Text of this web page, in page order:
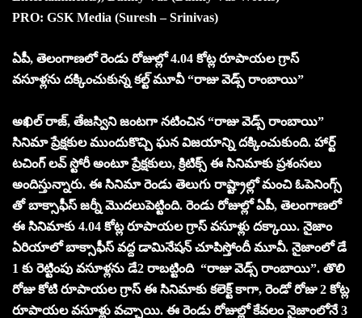
PRO: GSK Media (Suresh – Srinivas)
ఏపీ, తెలంగాణలో రెండు రోజుల్లో 4.04 కోట్ల రూపాయల గ్రాస్
వసూళ్లను దక్కించుకున్న కల్ట్ మూవీ “రాజు వెడ్స్ రాంబాయి”
అఖిల్ రాజ్, తేజస్విని జంటగా నటించిన “రాజు వెడ్స్ రాంబాయి”
సినిమా ప్రేక్షకుల ముందుకొచ్చి ఘన విజయాన్ని దక్కించుకుంది. హార్ట్
టచింగ్ లవ్ స్టోరీ అంటూ ప్రేక్షకులు, క్రిటిక్స్ ఈ సినిమాకు ప్రశంసలు
అందిస్తున్నారు. ఈ సినిమా రెండు తెలుగు రాష్ట్రాల్లో మంచి ఓపెనింగ్స్
తో బాక్సాఫీస్ జర్నీ మొదలుపెట్టింది. రెండు రోజుల్లో ఏపీ, తెలంగాణలో
ఈ సినిమాకు 4.04 కోట్ల రూపాయల గ్రాస్ వసూళ్లు దక్కాయి. నైజాం
ఏరియాలో బాక్సాఫీస్ వద్ద డామినేషన్ చూపిస్తోందీ మూవీ. నైజాంలో డే
1 కు రెట్టింపు వసూళ్లను డే2 రాబట్టింది “రాజు వెడ్స్ రాంబాయి”. తొలి
రోజు కోటి రూపాయల గ్రాస్ ఈ సినిమాకు కలెక్ట్ కాగా, రెండో రోజు 2 కోట్ల
రూపాయల వసూళ్లు వచ్చాయి. ఈ రెండు రోజుల్లో కేవలం నైజాంలోనే 3